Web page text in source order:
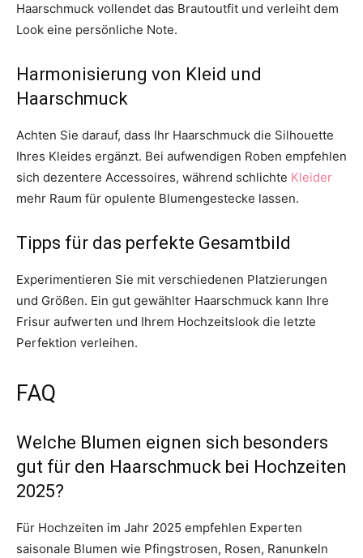
Haarschmuck vollendet das Brautoutfit und verleiht dem
Look eine persönliche Note.
Harmonisierung von Kleid und
Haarschmuck
Achten Sie darauf, dass Ihr Haarschmuck die Silhouette
Ihres Kleides ergänzt. Bei aufwendigen Roben empfehlen
sich dezentere Accessoires, während schlichte Kleider
mehr Raum für opulente Blumengestecke lassen.
Tipps für das perfekte Gesamtbild
Experimentieren Sie mit verschiedenen Platzierungen
und Größen. Ein gut gewählter Haarschmuck kann Ihre
Frisur aufwerten und Ihrem Hochzeitslook die letzte
Perfektion verleihen.
FAQ
Welche Blumen eignen sich besonders
gut für den Haarschmuck bei Hochzeiten
2025?
Für Hochzeiten im Jahr 2025 empfehlen Experten
saisonale Blumen wie Pfingstrosen, Rosen, Ranunkeln